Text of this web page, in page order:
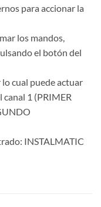
para accionar la
los mandos,
el botón del
cual puede actuar
1 (PRIMER
INSTALMATIC